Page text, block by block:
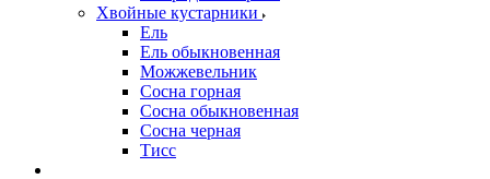
Хвойные кустарники
Ель
Ель обыкновенная
Можжевельник
Сосна горная
Сосна обыкновенная
Сосна черная
Тисс